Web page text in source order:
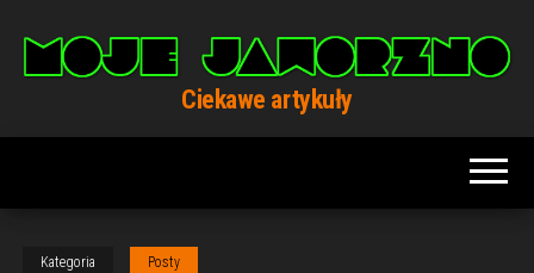
treści
Ciekawe artykuły
Kategoria Posty